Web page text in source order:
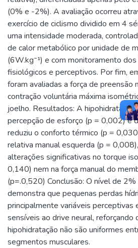
(0% e -2%). A avaliação ocorreu
exercício de ciclismo dividido em 4
uma intensidade moderada,
de calor metabólico por unidade de
(6W.kg⁻¹) e com monitoramento
fisiológicos e perceptivos. Por fim,
foram avaliadas a força de preensão
contração voluntária máxima
joelho. Resultados: A
percepção de esforço (p = 0,002) e
reduziu o conforto térmico (p =
relativa manual esquerda (p =
alterações significativas no torque
0,140) nem na força manual do
(p=.0,520) Conclusão: O nível de
demonstra que pequenas perdas
principalmente variáveis perceptivas
sensíveis ao drive neural, reforçando
hipohidratação não são uniformes
segmentos musculares.